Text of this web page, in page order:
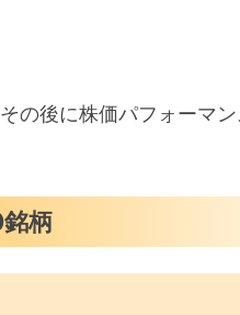
の後に株価パフォーマ
柄